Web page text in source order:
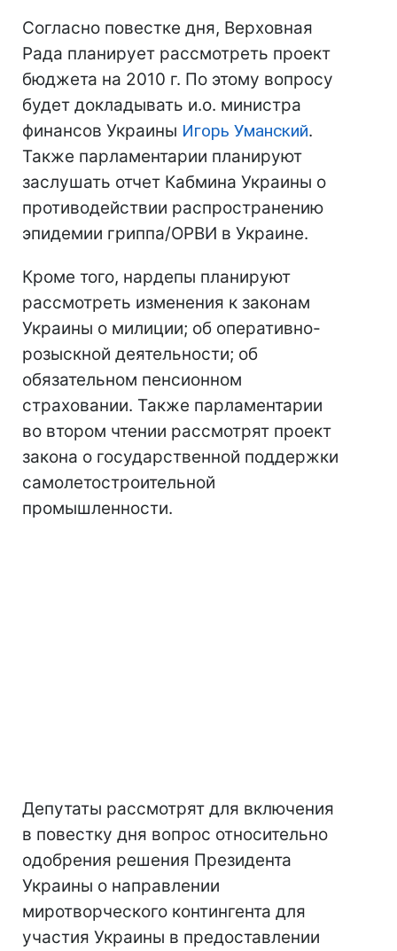
Согласно повестке дня, Верховная
Рада планирует рассмотреть проект
бюджета на 2010 г. По этому вопросу
будет докладывать и.о. министра
финансов Украины Игорь Уманский.
Также парламентарии планируют
заслушать отчет Кабмина Украины о
противодействии распространению
эпидемии гриппа/ОРВИ в Украине.
Кроме того, нардепы планируют
рассмотреть изменения к законам
Украины о милиции; об оперативно-
розыскной деятельности; об
обязательном пенсионном
страховании. Также парламентарии
во втором чтении рассмотрят проект
закона о государственной поддержки
самолетостроительной
промышленности.
Депутаты рассмотрят для включения
в повестку дня вопрос относительно
одобрения решения Президента
Украины о направлении
миротворческого контингента для
участия Украины в предоставлении